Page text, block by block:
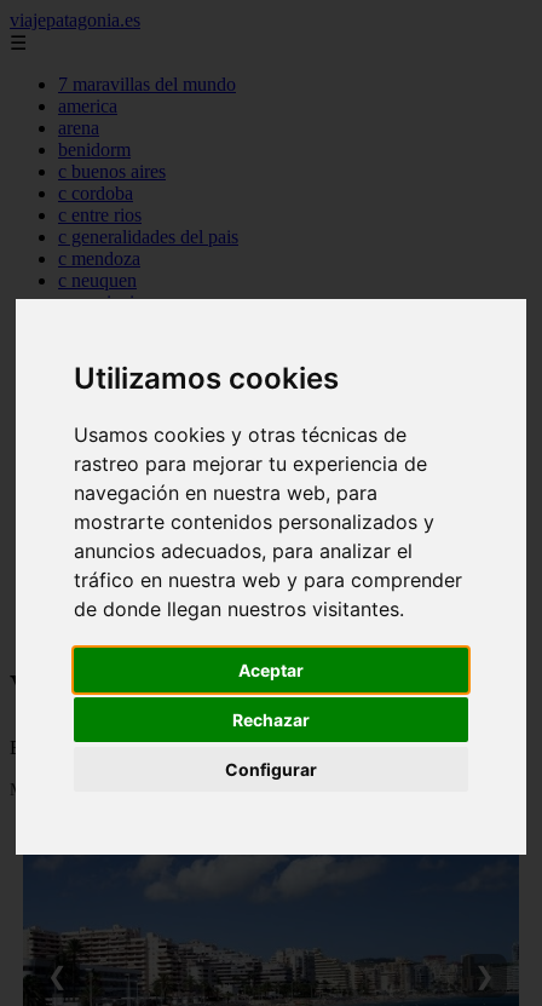
Utilizamos cookies
Usamos cookies y otras técnicas de
rastreo para mejorar tu experiencia de
navegación en nuestra web, para
mostrarte contenidos personalizados y
anuncios adecuados, para analizar el
tráfico en nuestra web y para comprender
de donde llegan nuestros visitantes.
Aceptar
Rechazar
Configurar
viajepatagonia.es
☰
7 maravillas del mundo
america
arena
benidorm
c buenos aires
c cordoba
c entre rios
c generalidades del pais
c mendoza
c neuquen
c provincias
c tierra de fuego
c tucuman
carmen
category
destinos
gijon
lanzarote
monumentos
naturaleza
san
Viajes a la Patagonia
Blog sobre la Patagonia en particular y sobre turismo en general
Mostrando 1 - 24 de 479 artículos
❮ ❯